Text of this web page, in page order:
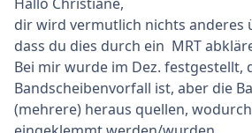
dir wird vermutlich nichts anderes
dass du dies durch ein MRT
Bei mir wurde im Dez. festgestellt,
Bandscheibenvorfall ist, aber die
(mehrere) heraus quellen,